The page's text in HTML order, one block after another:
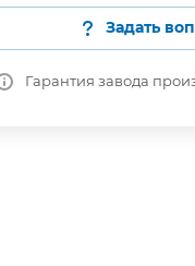
Задать
Гарантия завода